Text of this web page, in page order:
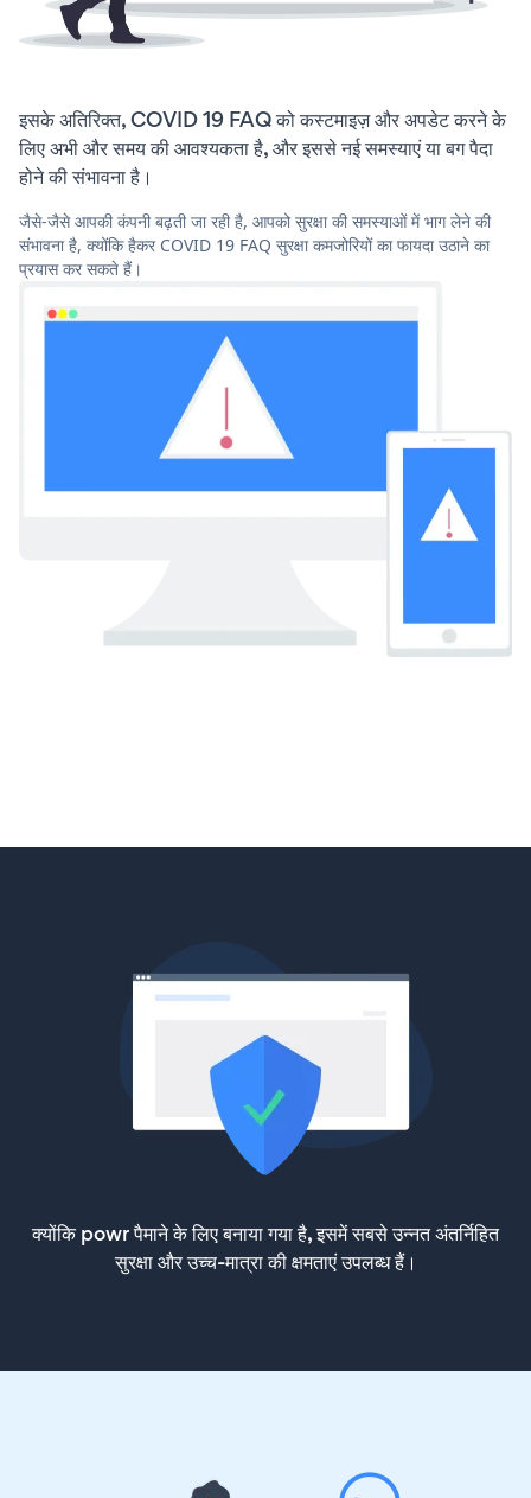
इसके अतिरिक्त, COVID 19 FAQ को कस्टमाइज़ और अपडेट करने के
लिए अभी और समय की आवश्यकता है, और इससे नई समस्याएं या बग पैदा
होने की संभावना है।
जैसे-जैसे आपकी कंपनी बढ़ती जा रही है, आपको सुरक्षा की समस्याओं में भाग लेने की
संभावना है, क्योंकि हैकर COVID 19 FAQ सुरक्षा कमजोरियों का फायदा उठाने का
प्रयास कर सकते हैं।
क्योंकि powr पैमाने के लिए बनाया गया है, इसमें सबसे उन्नत अंतर्निहित
सुरक्षा और उच्च-मात्रा की क्षमताएं उपलब्ध हैं।